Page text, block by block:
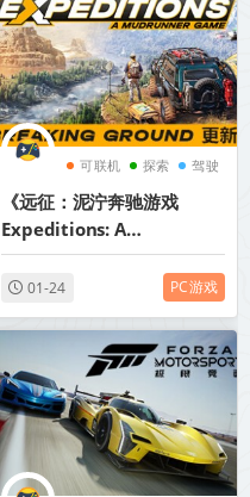
可联机 探索 驾驶
《远征：泥泞奔驰游戏
Expeditions: A
MudRunner Game》
v20260116-全DLC【单机
+联机】丨中文版网盘下载
01-24 PC游戏